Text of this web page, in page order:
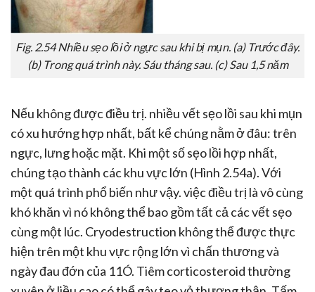
Fig. 2.54 Nhiều sẹo lồi ở ngực sau khi bị mụn. (a) Trước đây.
(b) Trong quá trình này. Sáu tháng sau. (c) Sau 1,5 năm
Nếu không được điều trị. nhiều vết sẹo lồi sau khi mụn
có xu hướng hợp nhất, bất kể chúng nằm ở đâu: trên
ngực, lưng hoặc mặt. Khi một số sẹo lồi hợp nhất,
chúng tạo thành các khu vực lớn (Hình 2.54a). Với
một quá trình phổ biến như vậy. việc điều trị là vô cùng
khó khăn vì nó không thể bao gồm tất cả các vết sẹo
cùng một lúc. Cryodestruction không thể được thực
hiện trên một khu vực rộng lớn vì chấn thương và
ngày đau đớn của 11Ó. Tiêm corticosteroid thường